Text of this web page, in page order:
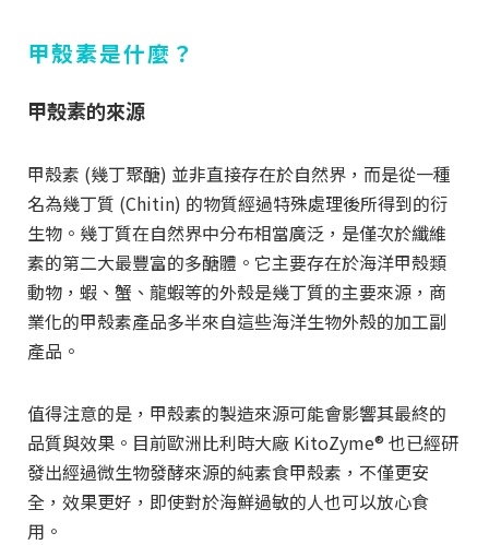
甲殼素是什麼？
甲殼素的來源
甲殼素 (幾丁聚醣) 並非直接存在於自然界，而是從一種
名為幾丁質 (Chitin) 的物質經過特殊處理後所得到的衍
生物。幾丁質在自然界中分布相當廣泛，是僅次於纖維
素的第二大最豐富的多醣體。它主要存在於海洋甲殼類
動物，蝦、蟹、龍蝦等的外殼是幾丁質的主要來源，商
業化的甲殼素產品多半來自這些海洋生物外殼的加工副
產品。
值得注意的是，甲殼素的製造來源可能會影響其最終的
品質與效果。目前歐洲比利時大廠 KitoZyme® 也已經研
發出經過微生物發酵來源的純素食甲殼素，不僅更安
全，效果更好，即使對於海鮮過敏的人也可以放心食
用。